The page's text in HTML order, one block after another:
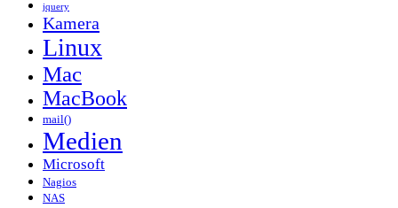
jquery
Kamera
Linux
Mac
MacBook
mail()
Medien
Microsoft
Nagios
NAS